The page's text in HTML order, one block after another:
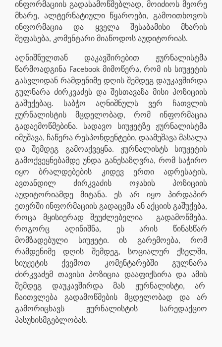
ინფორმაციის გადასამოწმებლად, მოიძიოს მეორე
მხარე, ალტერნატიული წყაროები, გამოითხოვოს
ინფორმაცია და ყველა შესაბამისი მხარის
შეფასება, კომენტარი მიაწოდოს აუდიტორიას.
აღნიშნულთან დაკავშირებით ჟურნალისტმა
წარმოადგინა Facebook მიმოწერა, რომ ის სიუჟეტის
გასვლიდან რამდენიმე დღის შემდეგ დაუკავშირდა
გულნარა ძირკვაძეს და შესთავაზა მისი პოზიციის
გაშუქებაც. საბჭო აღნიშნულს ვერ ჩათვლის
ჟურნალისტის მცდელობად, რომ ინფორმაცია
გადაემოწმებინა. სადავო სიუჟეტზე ჟურნალისტმა
იმუშავა, ჩაწერა რესპონდენტები, დაამუშავა მასალა
და შემდეგ გამოაქვეყნა. ჟურნალისტს სიუჟეტის
გამოქვეყნებამდე უნდა განესაზღვრა, რომ საჭირო
იყო ბრალდებების კიდევ ერთი ადრესატის,
ავთანდილ ძირკვაძის ოჯახის პოზიციის
აუდიტორიამდე მიტანა. ეს არ იყო პირდაპირ
ეთერში ინფორმაციის გადაცემა ან აქციის გაშუქება,
როცა მყისიერად შეუძლებელია გადამოწმება.
როგორც აღინიშნა, ეს არის წინასწარ
მომზადებული სიუჟეტი. ის გარემოება, რომ
რამდენიმე დღის შემდეგ, სოციალურ ქსელში,
სიუჟეტის ქვემოთ კომენტარებში გულნარა
ძირკვაძემ თავისი პოზიცია დააფიქსირა და ამის
შემდეგ დაუკავშირდა მას ჟურნალისტი, არ
ჩაითვლება გადამოწმების მცდელობად და არ
გამორიცხავს ჟურნალისტის სარედაქციო
პასუხისმგებლობას.